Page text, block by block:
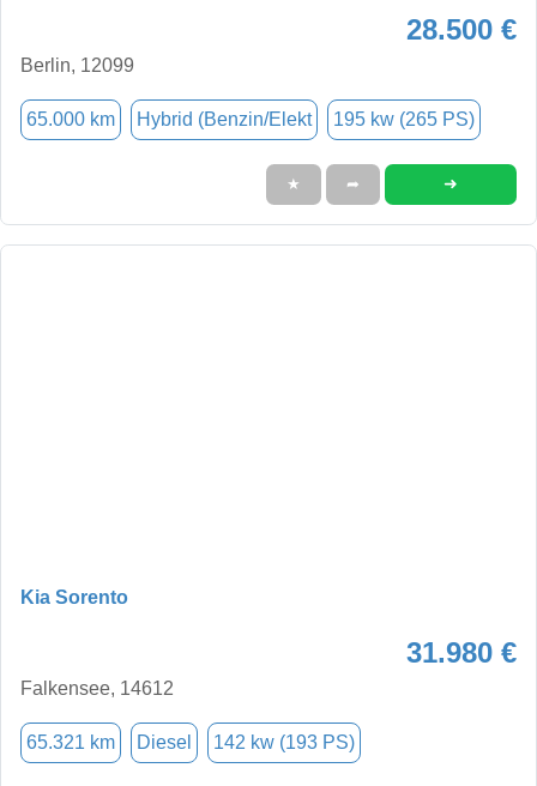
28.500 €
Berlin, 12099
65.000 km Hybrid (Benzin/Elekt 195 kw (265 PS)
★ ➦ ➜
Kia Sorento
31.980 €
Falkensee, 14612
65.321 km Diesel 142 kw (193 PS)